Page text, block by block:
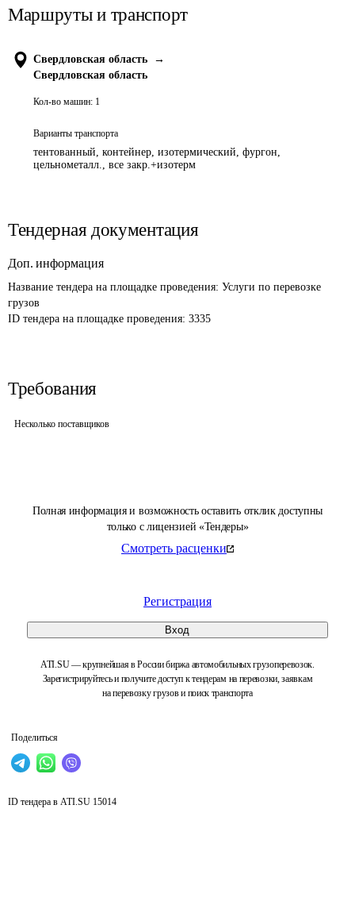
Полная информация и возможность оставить отклик доступны
только с лицензией «Тендеры»
Смотреть расценки
Регистрация
Вход
ATI.SU — крупнейшая в России биржа автомобильных грузоперевозок.
Зарегистрируйтесь и получите доступ к тендерам на перевозки, заявкам
на перевозку грузов и поиск транспорта
Поделиться
Маршруты и транспорт
Свердловская область
→
Свердловская область
Кол-во машин: 1
Варианты транспорта
тентованный, контейнер, изотермический, фургон,
цельнометалл., все закр.+изотерм
Тендерная документация
Доп. информация
Название тендера на площадке проведения: Услуги по перевозке
грузов
ID тендера на площадке проведения: 3335
Требования
Несколько поставщиков
ID тендера в ATI.SU 15014